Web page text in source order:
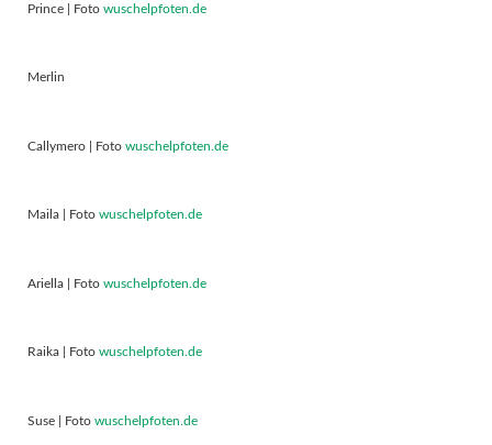
Prince | Foto wuschelpfoten.de
Merlin
Callymero | Foto wuschelpfoten.de
Maila | Foto wuschelpfoten.de
Ariella | Foto wuschelpfoten.de
Raika | Foto wuschelpfoten.de
Suse | Foto wuschelpfoten.de